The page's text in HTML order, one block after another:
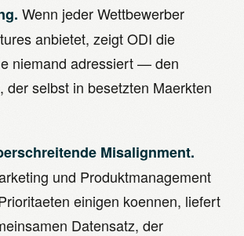
Wenn jeder Wettbewerber
anbietet, zeigt ODI die
niemand adressiert — den
der selbst in besetzten Maerkten
Misalignment.
und Produktmanagement
einigen koennen, liefert
Datensatz, der